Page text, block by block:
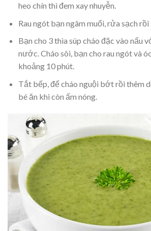
heo chín thì đem xay nhuyễn.
Rau ngót bạn ngâm muối, rửa sạch rồi
Bạn cho 3 thìa súp cháo đặc vào nấu
nước. Cháo sôi, bạn cho rau ngót và
khoảng 10 phút.
Tắt bếp, để cháo nguội bớt rồi thêm
bé ăn khi còn ấm nóng.